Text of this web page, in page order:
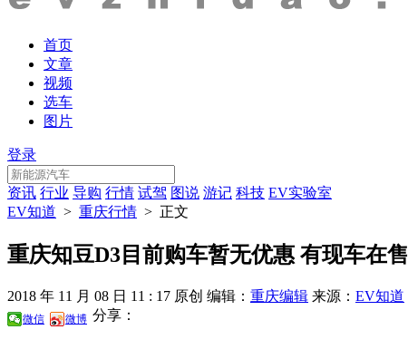
首页
文章
视频
选车
图片
登录
资讯 行业 导购 行情 试驾 图说 游记 科技 EV实验室
EV知道 > 重庆行情 > 正文
重庆知豆D3目前购车暂无优惠 有现车在售
2018 年 11 月 08 日 11 : 17 原创 编辑： 重庆编辑 来源： EV知道
分享：
微信 微博